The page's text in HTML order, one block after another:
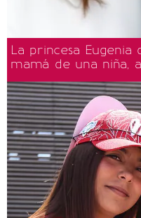
La princesa
mamá de una niña,